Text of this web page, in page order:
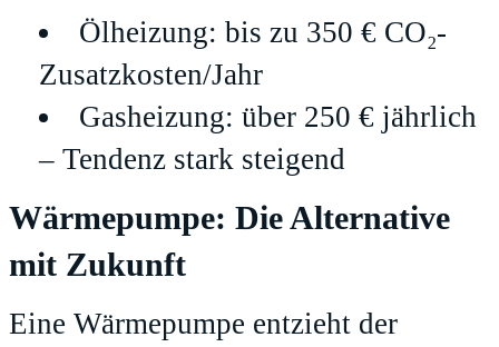
Ölheizung: bis zu 350 € CO₂-
Zusatzkosten/Jahr
Gasheizung: über 250 € jährlich
– Tendenz stark steigend
Wärmepumpe: Die Alternative
mit Zukunft
Eine Wärmepumpe entzieht der